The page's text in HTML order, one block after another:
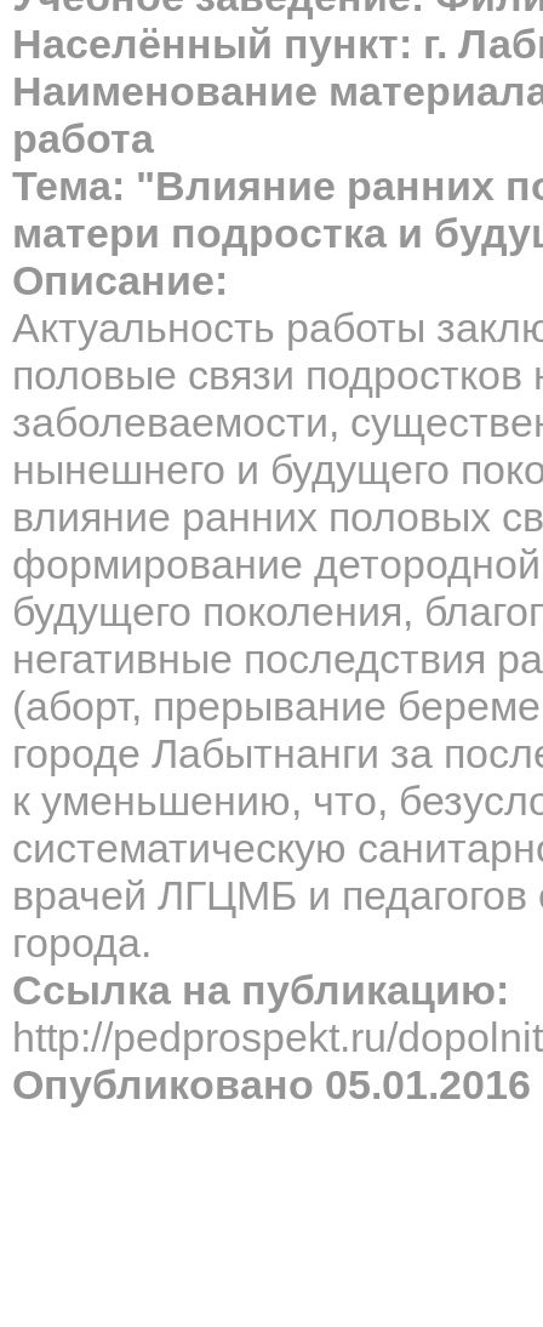
Населённый пункт: г.
Наименование
работа
Тема: "Влияние ранних
матери подростка и
Описание:
Актуальность работы
половые связи подростков
заболеваемости,
нынешнего и будущего
влияние ранних половых
формирование
будущего поколения,
негативные последствия
(аборт, прерывание
городе Лабытнанги за
к уменьшению, что,
систематическую
врачей ЛГЦМБ и
города.
Ссылка на публикацию:
http://pedprospekt.ru/
Опубликовано 05.01.2016